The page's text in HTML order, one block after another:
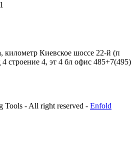
километр Киевское шоссе 22-й (п
строение 4, эт 4 бл офис 485+7(495)
Tools - All right reserved - Enfold